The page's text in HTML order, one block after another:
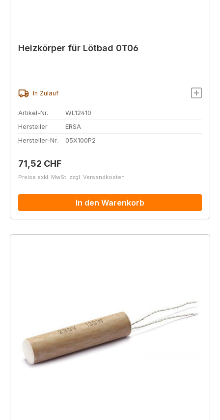
Heizkörper für Lötbad 0T06
In Zulauf
Artikel-Nr.
WL12410
Hersteller
ERSA
Hersteller-Nr.
05X100P2
Regulärer Preis:
71,52 CHF
Preise exkl. MwSt. zzgl. Versandkosten
In den Warenkorb